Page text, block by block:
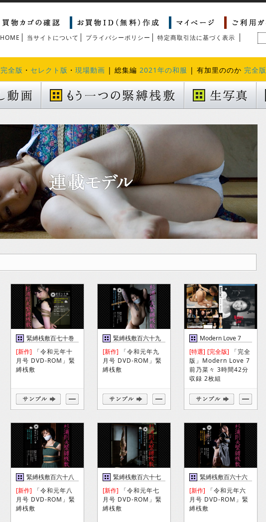
HOME 当サイトについて プライバシーポリシー 特定商取引法に基づく表示
完全版 ・ セレクト版 ・ 現場動画 | 総集編 2021年の和服 | 有加里ののか 完全版
緊縛桟敷百七十巻
[新作] 「令和元年十
月号 DVD-ROM」緊
縛桟敷
緊縛桟敷百六十九
巻
[新作] 「令和元年九
月号 DVD-ROM」緊
縛桟敷
Modern Love 7
DVD
[特選] [完全版] 「完全
版」Modern Love 7
前乃菜々 3時間42分
収録 2枚組
緊縛桟敷百六十八
巻
[新作] 「令和元年八
月号 DVD-ROM」緊
縛桟敷
緊縛桟敷百六十七
巻
[新作] 「令和元年七
月号 DVD-ROM」緊
縛桟敷
緊縛桟敷百六十六
巻
[新作] 「令和元年六
月号 DVD-ROM」緊
縛桟敷